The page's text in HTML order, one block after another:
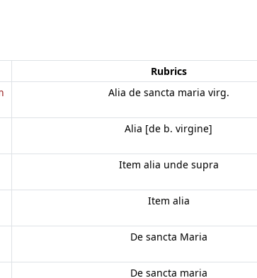
Rubrics
Alia de sancta maria virg.
Alia [de b. virgine]
Item alia unde supra
Item alia
De sancta Maria
De sancta maria